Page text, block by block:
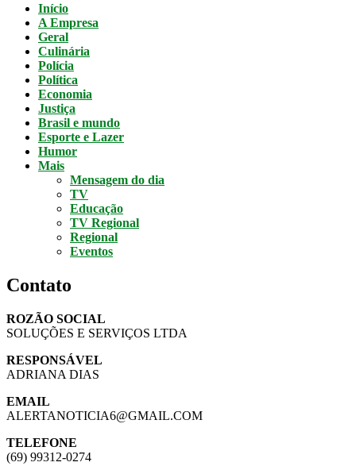
Início
A Empresa
Geral
Culinária
Polícia
Política
Economia
Justiça
Brasil e mundo
Esporte e Lazer
Humor
Mais
Mensagem do dia
TV
Educação
TV Regional
Regional
Eventos
Contato
ROZÃO SOCIAL
SOLUÇÕES E SERVIÇOS LTDA
RESPONSÁVEL
ADRIANA DIAS
EMAIL
ALERTANOTICIA6@GMAIL.COM
TELEFONE
(69) 99312-0274